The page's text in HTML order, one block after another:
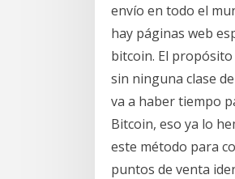
envío en todo el
hay páginas web
bitcoin. El propósito
sin ninguna clase
va a haber tiempo
Bitcoin, eso ya lo
este método para
puntos de venta